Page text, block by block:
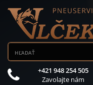
+421 948 254 505
Zavolajte nám